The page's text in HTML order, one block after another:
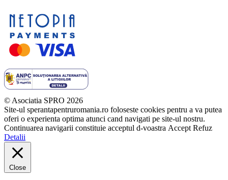
© Asociatia SPRO 2026
Site-ul sperantapentruromania.ro foloseste cookies pentru a va putea
oferi o experienta optima atunci cand navigati pe site-ul nostru.
Continuarea navigarii constituie acceptul d-voastra Accept Refuz
Detalii
Close